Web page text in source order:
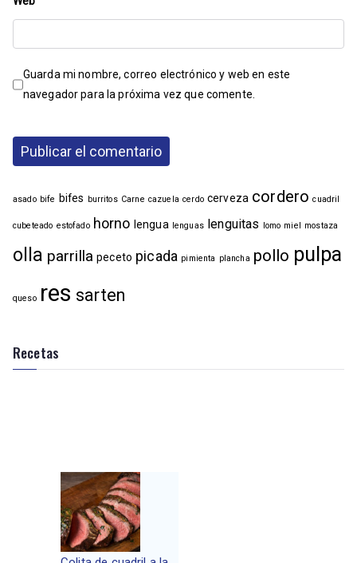
Guarda mi nombre, correo electrónico y web en este
navegador para la próxima vez que comente.
asado bife bifes burritos Carne cazuela cerdo cerveza cordero cuadril
cubeteado estofado horno lengua lenguas lenguitas lomo miel mostaza
olla parrilla peceto picada pimienta plancha pollo pulpa
queso res sarten
Recetas